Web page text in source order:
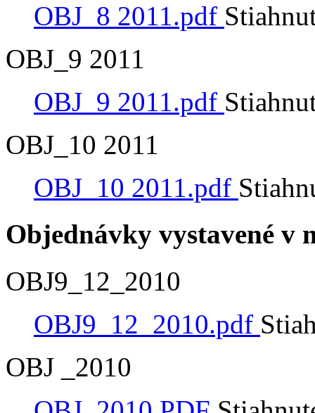
OBJ_8 2011.pdf
OBJ_9 2011
OBJ_9 2011.pdf
OBJ_10 2011
OBJ_10 2011.pdf
Objednávky vystavené v
OBJ9_12_2010
OBJ9_12_2010.pdf
OBJ _2010